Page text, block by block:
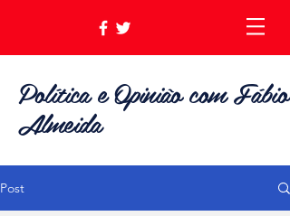
Política e Opinião com Fábio
Almeida
Post